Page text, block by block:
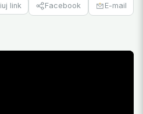
link Facebook E-mail